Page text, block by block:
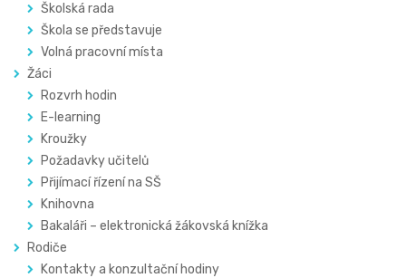
Školská rada
Škola se představuje
Volná pracovní místa
Žáci
Rozvrh hodin
E-learning
Kroužky
Požadavky učitelů
Přijímací řízení na SŠ
Knihovna
Bakaláři – elektronická žákovská knížka
Rodiče
Kontakty a konzultační hodiny